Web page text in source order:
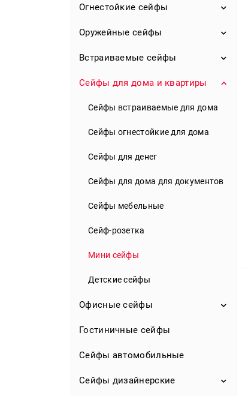
S2 класс
0 класс
I класс
II класс
III класс
IV класс
V класс
Банковские сейфы II-VIII класса
Огнестойкие сейфы
Огнестойкие сейфы для дома
Огнестойкие сейфы для офиса
Сейфы огневзломостойкие
Шкафы огнестойкие
Огнестойкие картотеки
Оружейные сейфы
Взломостойкие сейфы для
Встраиваемые сейфы
Сейфы встраиваемые в стену
Сейфы встраиваемые в пол
Сейфы-тайники
Сейфы для дома и квартиры
Сейфы встраиваемые для дома
Сейфы огнестойкие для дома
Сейфы для денег
Сейфы для дома для документов
Сейфы мебельные
Сейф-розетка
Мини сейфы
Детские сейфы
Офисные сейфы
Сейфы для офиса для
Гостиничные сейфы
Сейфы автомобильные
Сейфы дизайнерские